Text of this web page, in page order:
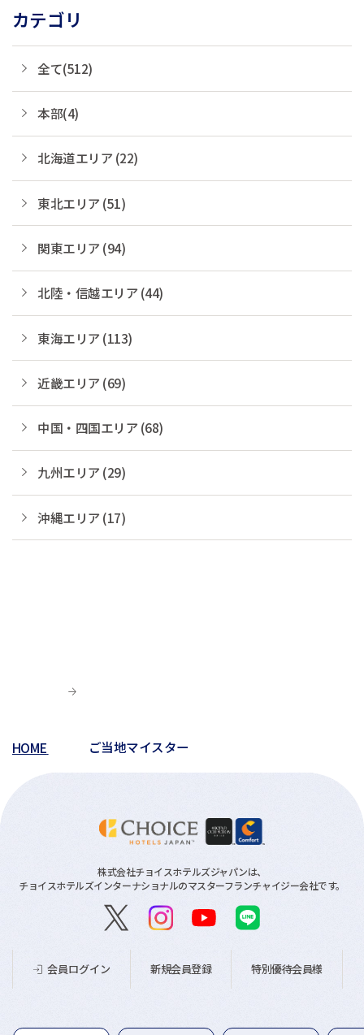
カテゴリ
全て(512)
本部(4)
北海道エリア (22)
東北エリア (51)
関東エリア (94)
北陸・信越エリア (44)
東海エリア (113)
近畿エリア (69)
中国・四国エリア (68)
九州エリア (29)
沖縄エリア (17)
HOME ご当地マイスター
株式会社チョイスホテルズジャパンは、
チョイスホテルズインターナショナルのマスターフランチャイジー会社です。
会員ログイン 新規会員登録 特別優待会員様